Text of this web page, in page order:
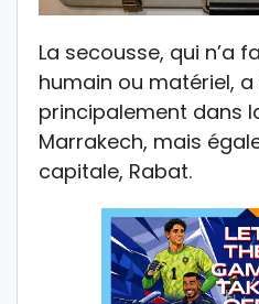
La secousse, qui n’a
humain ou matériel,
principalement dans
Marrakech, mais
capitale, Rabat.